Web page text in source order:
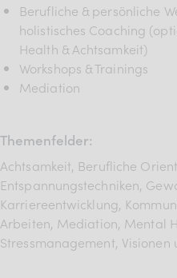
Berufliche & persönliche
holistisches Coaching
Health & Achtsamkeit)
Workshops & Trainings
Mediation
Themenfelder:
Achtsamkeit, Berufliche
Entspannungstechniken,
Karriereentwicklung,
Arbeiten, Mediation, Mental
Stressmanagement,